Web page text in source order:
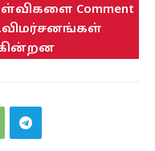
Comment